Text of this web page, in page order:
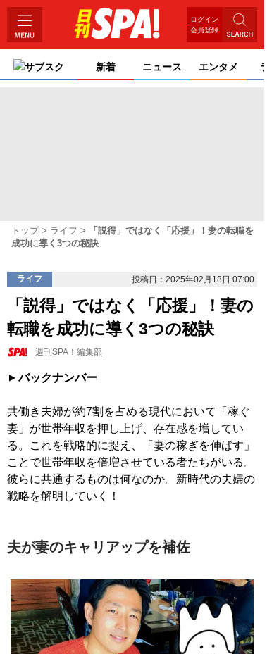
ログイン
会員登録
サブスク 新着 ニュース エンタメ
トップ ライフ
「説得」ではなく「応援」！妻の転職を
成功に導く3つの秘訣
ライフ 投稿日：2025年02月18日 07:00
「説得」ではなく「応援」！妻の
転職を成功に導く3つの秘訣
週刊SPA！編集部
バックナンバー
共働き夫婦が約7割を占める現代において「稼ぐ
妻」が世帯年収を押し上げ、存在感を増してい
る。これを戦略的に捉え、「妻の稼ぎを伸ばす」
ことで世帯年収を倍増させている者たちがいる。
彼らに共通するものは何なのか。新時代の夫婦の
戦略を解明していく！
夫が妻のキャリアップを補佐